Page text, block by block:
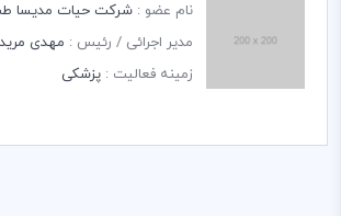
نام عضو : شرکت حیات مدیسا
مدیر اجرائی / رئیس : مهدی
زمینه فعالیت : پزشکی